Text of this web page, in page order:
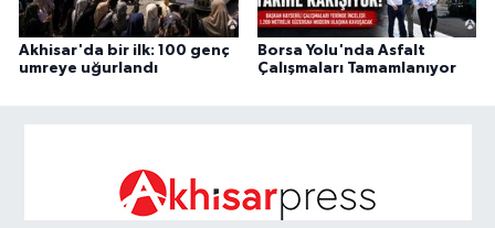
Akhisar'da bir ilk: 100 genç
umreye uğurlandı
Borsa Yolu'nda Asfalt
Çalışmaları Tamamlanıyor